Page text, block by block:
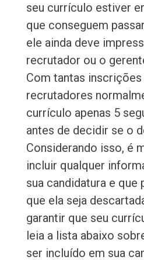
seu currículo estiver
que conseguem
ele ainda deve
recrutador ou o
Com tantas inscrições
recrutadores
currículo apenas 5
antes de decidir se o
Considerando isso, é
incluir qualquer
sua candidatura e
que ela seja
garantir que seu
leia a lista abaixo
ser incluído em sua